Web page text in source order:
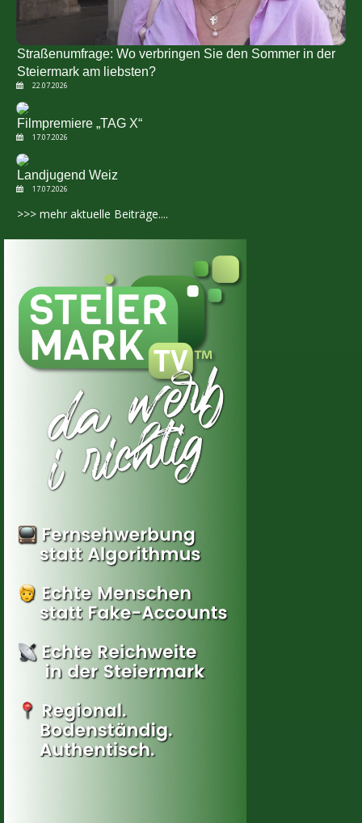
Straßenumfrage: Wo verbringen Sie den Sommer in der
Steiermark am liebsten?
22.07.2026
Filmpremiere „TAG X“
17.07.2026
Landjugend Weiz
17.07.2026
>>> mehr aktuelle Beiträge....